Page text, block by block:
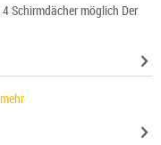
Schirmdächer möglich Der
mehr